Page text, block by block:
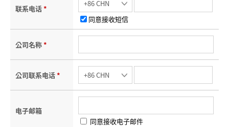
联系电话*
同意接收短信
公司名称*
公司联系电话*
电子邮箱
同意接收电子邮件